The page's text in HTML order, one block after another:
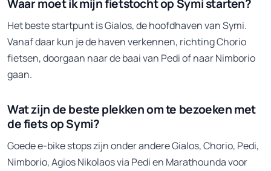
Waar moet ik mijn fietstocht op Symi starten?
Het beste startpunt is Gialos, de hoofdhaven van Symi.
Vanaf daar kun je de haven verkennen, richting Chorio
fietsen, doorgaan naar de baai van Pedi of naar Nimborio
gaan.
Wat zijn de beste plekken om te bezoeken met
de fiets op Symi?
Goede e-bike stops zijn onder andere Gialos, Chorio, Pedi,
Nimborio, Agios Nikolaos via Pedi en Marathounda voor